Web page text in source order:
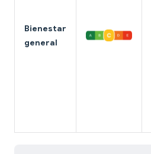
Bienestar
general